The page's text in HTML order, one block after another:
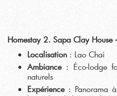
Homestay 2. Sapa Clay House
Localisation : Lao Chai
Ambiance: Éco-lodge
naturels
Expérience: Panorama